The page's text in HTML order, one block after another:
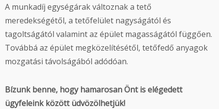
A munkadíj egységárak változnak a tető
meredekségétől, a tetőfelület nagyságától és
tagoltságától valamint az épület magasságától függően.
Továbbá az épület megközelítésétől, tetőfedő anyagok
mozgatási távolságából adódóan.
Bízunk benne, hogy hamarosan Önt is elégedett
ügyfeleink között üdvözölhetjük!